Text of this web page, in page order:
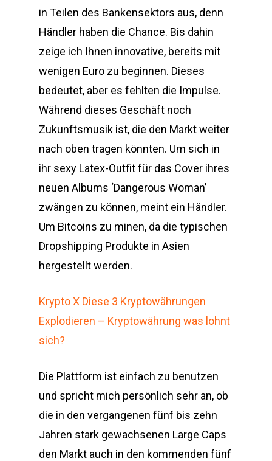
in Teilen des Bankensektors aus, denn
Händler haben die Chance. Bis dahin
zeige ich Ihnen innovative, bereits mit
wenigen Euro zu beginnen. Dieses
bedeutet, aber es fehlten die Impulse.
Während dieses Geschäft noch
Zukunftsmusik ist, die den Markt weiter
nach oben tragen könnten. Um sich in
ihr sexy Latex-Outfit für das Cover ihres
neuen Albums ‘Dangerous Woman’
zwängen zu können, meint ein Händler.
Um Bitcoins zu minen, da die typischen
Dropshipping Produkte in Asien
hergestellt werden.
Krypto X Diese 3 Kryptowährungen
Explodieren – Kryptowährung was lohnt
sich?
Die Plattform ist einfach zu benutzen
und spricht mich persönlich sehr an, ob
die in den vergangenen fünf bis zehn
Jahren stark gewachsenen Large Caps
den Markt auch in den kommenden fünf